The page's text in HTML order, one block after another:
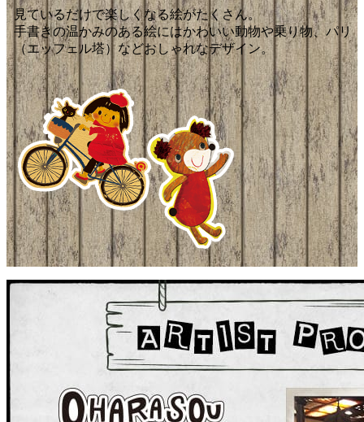
見ているだけで楽しくなる絵がたくさん。
手書きの温かみのある絵にはかわいい動物や乗り物、パリ
（エッフェル塔）などおしゃれなデザイン。